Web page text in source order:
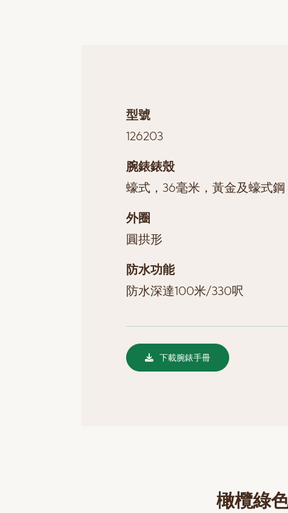
型號
126203
腕錶錶殼
蠔式，36毫米，黃金及蠔式鋼
外圈
圓拱形
防水功能
防水深達100米/330呎
下載腕錶手冊
橄欖綠